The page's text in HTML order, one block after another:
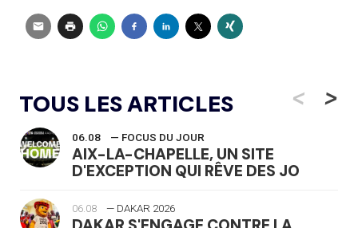
TOUS LES ARTICLES <
06.08 — FOCUS DU JOUR
AIX-LA-CHAPELLE, UN SITE
D'EXCEPTION QUI RÊVE DES JO
06.08 — DAKAR 2026
>